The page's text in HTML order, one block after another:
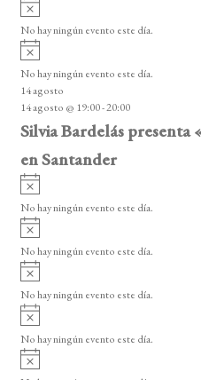
o
v
i
o
No hay ningún evento este día.
A
v
i
s
o
No hay ningún evento este día.
14 agosto
14 agosto @ 19:00-20:00
Silvia Bardelás presenta
en Santander
A
v
i
o
No hay ningún evento este día.
A
v
i
o
No hay ningún evento este día.
A
v
i
o
No hay ningún evento este día.
A
v
i
No hay ningún evento este día.
A
v